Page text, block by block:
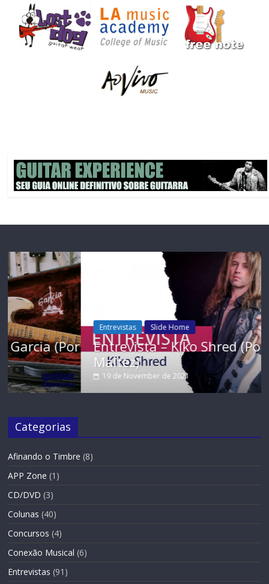
Entrevistas Slide Home
Entrevista – Kiko Shred (Por Gabriel
Maltez)
19 de November de 2021
Categorias
Afinando o Timbre (8)
APP Zone (1)
CD/DVD (3)
Colunas (40)
Concursos (4)
Conexão Musical (6)
Entrevistas (91)